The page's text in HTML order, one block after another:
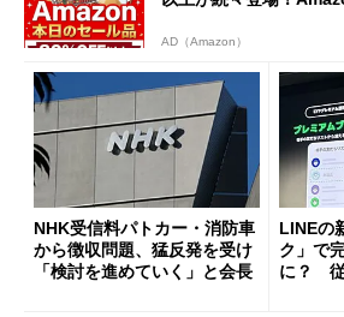
AD（Amazon）
NHK受信料パトカー・消防車
から徴収問題、猛反発を受け
「検討を進めていく」と会長
LINEの
ク」で
に？ 従